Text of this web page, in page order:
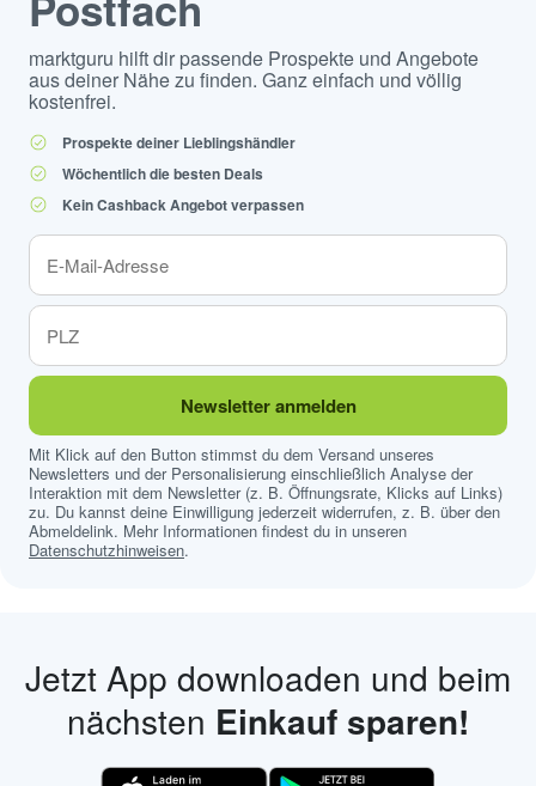
marktguru hilft dir passende Prospekte und Angebote
aus deiner Nähe zu finden. Ganz einfach und völlig
kostenfrei.
Prospekte deiner Lieblingshändler
Wöchentlich die besten Deals
Kein Cashback Angebot verpassen
Newsletter anmelden
Mit Klick auf den Button stimmst du dem Versand unseres
Newsletters und der Personalisierung einschließlich Analyse der
Interaktion mit dem Newsletter (z. B. Öffnungsrate, Klicks auf Links)
zu. Du kannst deine Einwilligung jederzeit widerrufen, z. B. über den
Abmeldelink. Mehr Informationen findest du in unseren
Datenschutzhinweisen.
Jetzt App downloaden und beim
nächsten Einkauf sparen!